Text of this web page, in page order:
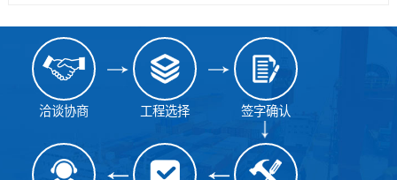
洽谈协商 工程选择 签字确认